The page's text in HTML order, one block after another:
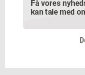
Få vores
kan tale med